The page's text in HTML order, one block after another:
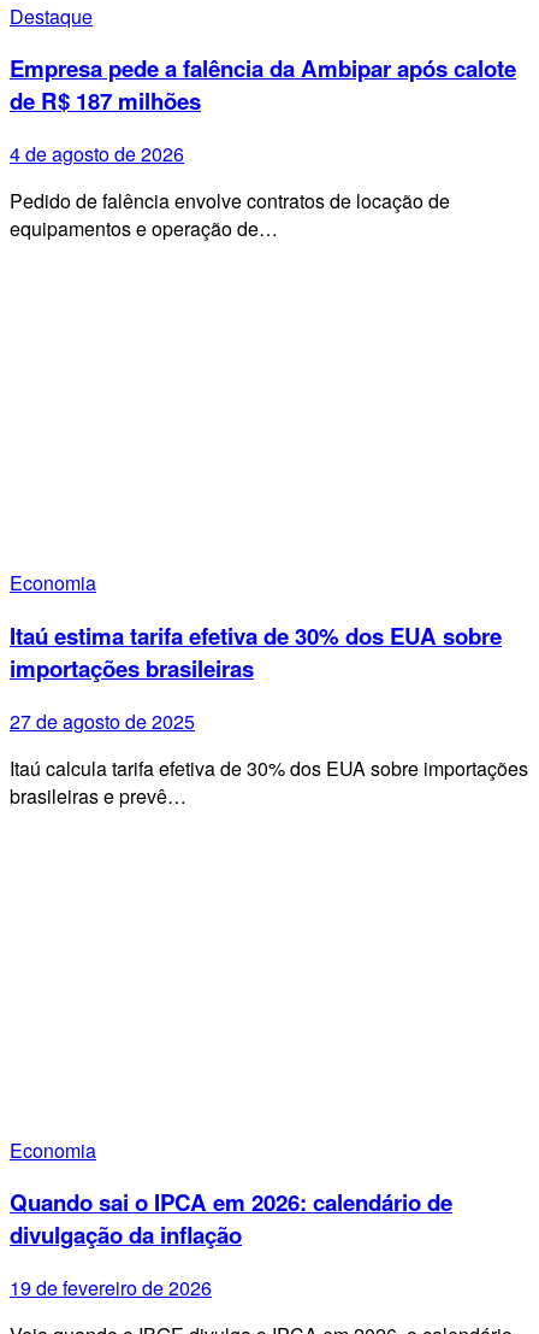
Destaque
Empresa pede a falência da Ambipar após calote
de R$ 187 milhões
4 de agosto de 2026
Pedido de falência envolve contratos de locação de
equipamentos e operação de…
Economia
Itaú estima tarifa efetiva de 30% dos EUA sobre
importações brasileiras
27 de agosto de 2025
Itaú calcula tarifa efetiva de 30% dos EUA sobre importações
brasileiras e prevê…
Economia
Quando sai o IPCA em 2026: calendário de
divulgação da inflação
19 de fevereiro de 2026